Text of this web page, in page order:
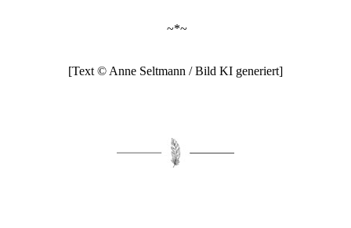
~*~
[Text © Anne Seltmann / Bild KI generiert]